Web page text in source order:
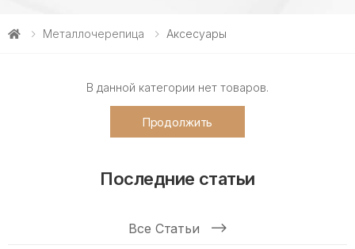
Металлочерепица Аксесуары
В данной категории нет товаров.
Продолжить
Последние статьи
Все Статьи